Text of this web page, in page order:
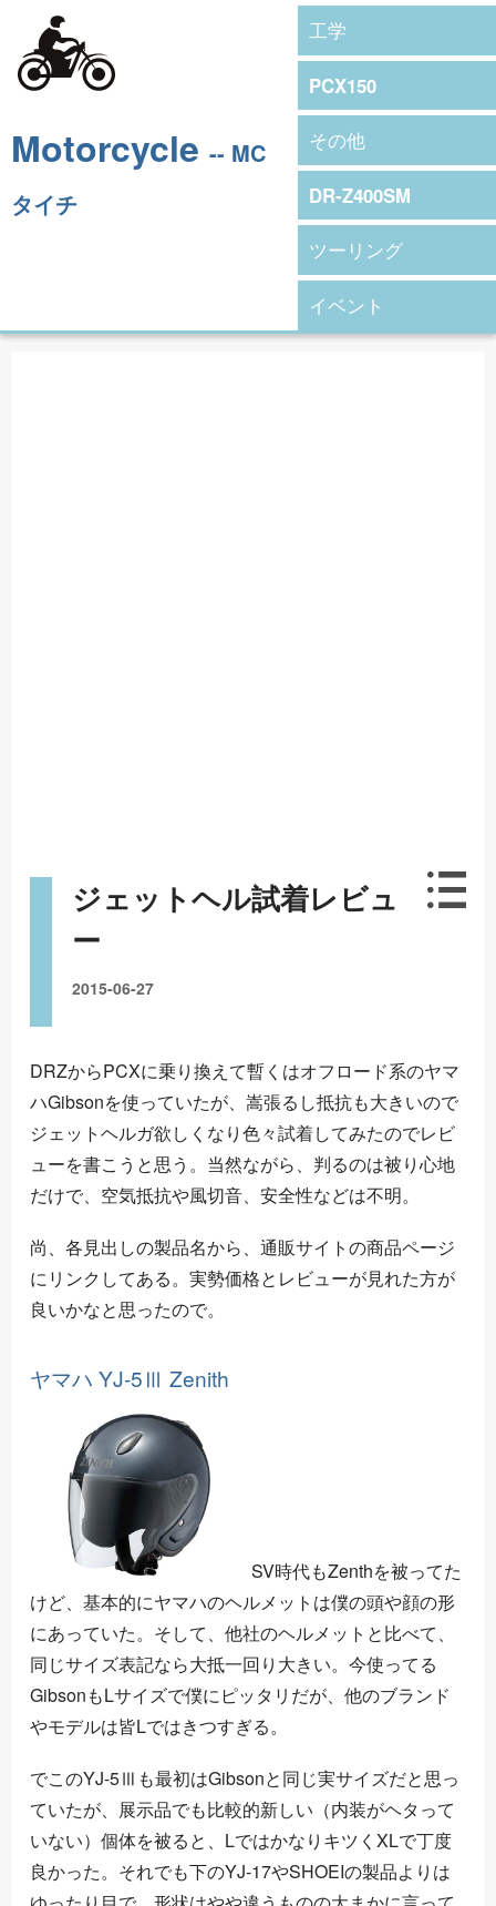
Motorcycle -- MC
タイチ
工学
PCX150
その他
DR-Z400SM
ツーリング
イベント
ジェットヘル試着レビュ
ー
2015-06-27
DRZからPCXに乗り換えて暫くはオフロード系のヤマ
ハGibsonを使っていたが、嵩張るし抵抗も大きいので
ジェットヘルガ欲しくなり色々試着してみたのでレビ
ューを書こうと思う。当然ながら、判るのは被り心地
だけで、空気抵抗や風切音、安全性などは不明。
尚、各見出しの製品名から、通販サイトの商品ページ
にリンクしてある。実勢価格とレビューが見れた方が
良いかなと思ったので。
ヤマハ YJ-5Ⅲ Zenith
SV時代もZenthを被ってた
けど、基本的にヤマハのヘルメットは僕の頭や顔の形
にあっていた。そして、他社のヘルメットと比べて、
同じサイズ表記なら大抵一回り大きい。今使ってる
GibsonもLサイズで僕にピッタリだが、他のブランド
やモデルは皆Lではきつすぎる。
でこのYJ-5Ⅲも最初はGibsonと同じ実サイズだと思っ
ていたが、展示品でも比較的新しい（内装がヘタって
いない）個体を被ると、LではかなりキツくXLで丁度
良かった。それでも下のYJ-17やSHOEIの製品よりは